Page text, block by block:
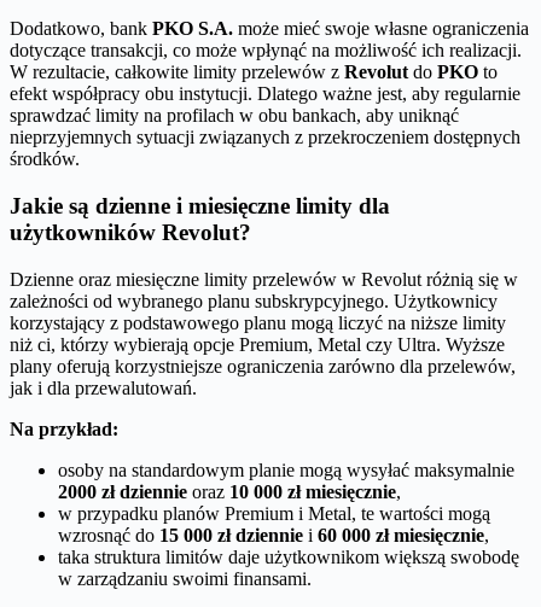
Dodatkowo, bank PKO S.A. może mieć swoje własne ograniczenia
dotyczące transakcji, co może wpłynąć na możliwość ich realizacji.
W rezultacie, całkowite limity przelewów z Revolut do PKO to
efekt współpracy obu instytucji. Dlatego ważne jest, aby regularnie
sprawdzać limity na profilach w obu bankach, aby uniknąć
nieprzyjemnych sytuacji związanych z przekroczeniem dostępnych
środków.
Jakie są dzienne i miesięczne limity dla
użytkowników Revolut?
Dzienne oraz miesięczne limity przelewów w Revolut różnią się w
zależności od wybranego planu subskrypcyjnego. Użytkownicy
korzystający z podstawowego planu mogą liczyć na niższe limity
niż ci, którzy wybierają opcje Premium, Metal czy Ultra. Wyższe
plany oferują korzystniejsze ograniczenia zarówno dla przelewów,
jak i dla przewalutowań.
Na przykład:
osoby na standardowym planie mogą wysyłać maksymalnie
2000 zł dziennie oraz 10 000 zł miesięcznie,
w przypadku planów Premium i Metal, te wartości mogą
wzrosnąć do 15 000 zł dziennie i 60 000 zł miesięcznie,
taka struktura limitów daje użytkownikom większą swobodę
w zarządzaniu swoimi finansami.